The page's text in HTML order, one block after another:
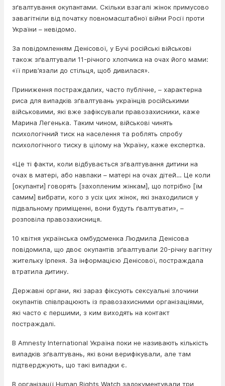
зґвалтування окупантами. Скільки взагалі жінок примусово
завагітніли від початку повномасштабної війни Росії проти
України – невідомо.
За повідомленням Денісової, у Бучі російські військові
також зґвалтували 11-річного хлопчика на очах його мами:
«її прив’язали до стільця, щоб дивилася».
Приниження постраждалих, часто публічне, – характерна
риса для випадків зґвалтувань українців російськими
військовими, які вже зафіксували правозахисники, каже
Марина Легенька. Таким чином, військові чинять
психологічний тиск на населення та роблять спробу
психологічного тиску в цілому на Україну, каже експертка.
«Це ті факти, коли відбувається зґвалтування дитини на
очах в матері, або навпаки – матері на очах дітей… Це коли
[окупанти] говорять [захопленим жінкам], що потрібно [їм
самим] вибрати, кого з усіх цих жінок, які знаходилися у
підвальному приміщенні, вони будуть ґвалтувати», –
розповіла правозахисниця.
10 квітня українська омбудсменка Людмила Денісова
повідомила, що двоє окупантів зґвалтували 20-річну вагітну
жительку Ірпеня. За інформацією Денісової, постраждала
втратила дитину.
Державні органи, які зараз фіксують сексуальні злочини
окупантів співпрацюють із правозахисними організаціями,
які часто є першими, з ким виходять на контакт
постраждалі.
В Amnesty International Україна поки не називають кількість
випадків зґвалтувань, які вони верифікували, але там
підтверджують, що такі випадки є.
В організації Human Rights Watch задокументували три